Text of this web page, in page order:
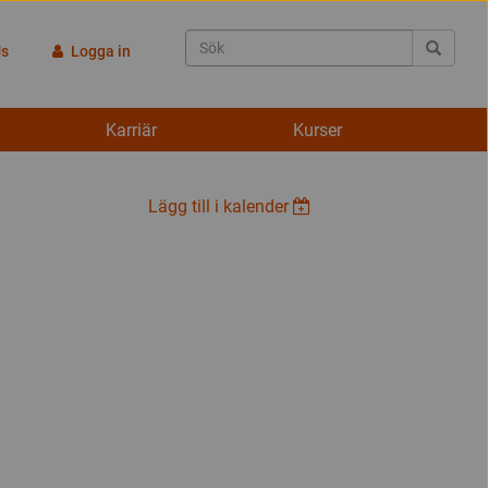
Logga in
Karriär Kurser
Lägg till i kalender